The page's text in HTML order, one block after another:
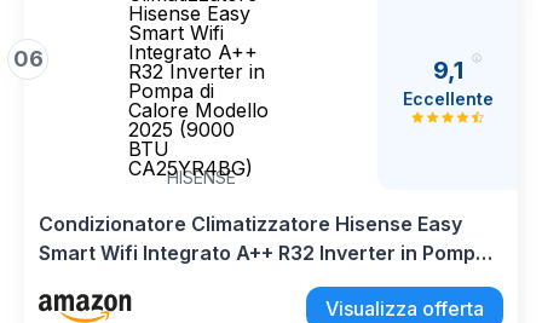
06
Hisense Easy
Smart Wifi
Integrato A++
R32 Inverter in
Pompa di
Calore Modello
2025 (9000
BTU
CA25YR4BG)
HISENSE
9,1
Eccellente
Condizionatore Climatizzatore Hisense Easy
Smart Wifi Integrato A++ R32 Inverter in Pompa
di Calore Modello 2025 (9000 BTU CA25YR4BG)
Visualizza offerta